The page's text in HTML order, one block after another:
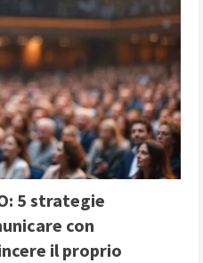
5 strategie
con
il proprio